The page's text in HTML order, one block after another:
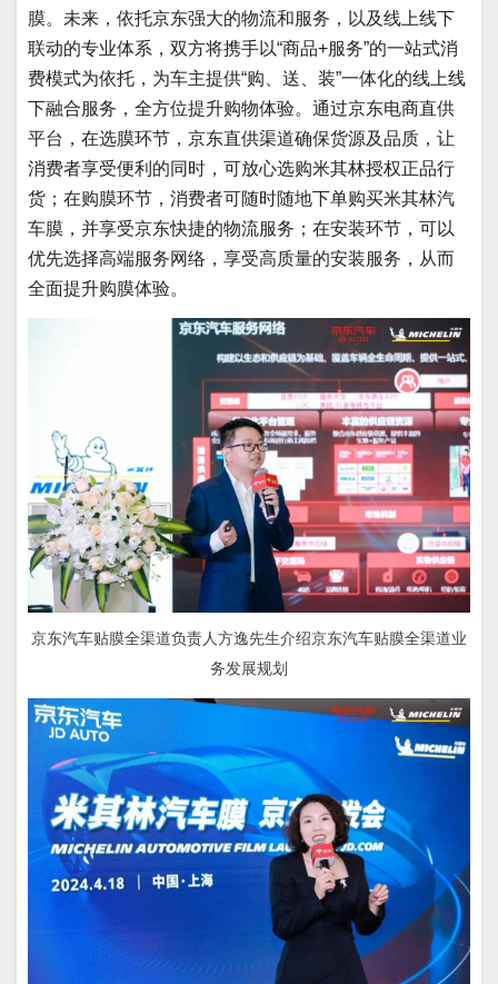
膜。未来，依托京东强大的物流和服务，以及线上线下
联动的专业体系，双方将携手以“商品+服务”的一站式消
费模式为依托，为车主提供“购、送、装”一体化的线上线
下融合服务，全方位提升购物体验。通过京东电商直供
平台，在选膜环节，京东直供渠道确保货源及品质，让
消费者享受便利的同时，可放心选购米其林授权正品行
货；在购膜环节，消费者可随时随地下单购买米其林汽
车膜，并享受京东快捷的物流服务；在安装环节，可以
优先选择高端服务网络，享受高质量的安装服务，从而
全面提升购膜体验。
京东汽车贴膜全渠道负责人方逸先生介绍京东汽车贴膜全渠道业
务发展规划